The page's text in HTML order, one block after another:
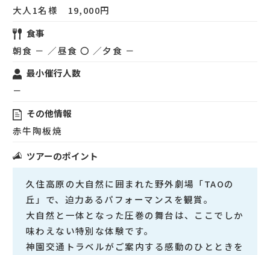
大人1名様 19,000円
食事
朝食 － ／昼食 〇 ／夕食 －
最小催行人数
－
その他情報
赤牛陶板焼
ツアーのポイント
久住高原の大自然に囲まれた野外劇場「TAOの
丘」で、迫力あるパフォーマンスを観賞。
大自然と一体となった圧巻の舞台は、ここでしか
味わえない特別な体験です。
神園交通トラベルがご案内する感動のひとときを